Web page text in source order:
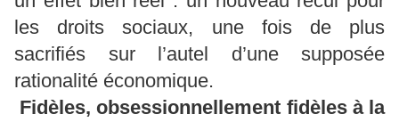
les droits sociaux, une fois de plus
sacrifiés sur l’autel d’une supposée
rationalité économique.
Fidèles, obsessionnellement fidèles à la